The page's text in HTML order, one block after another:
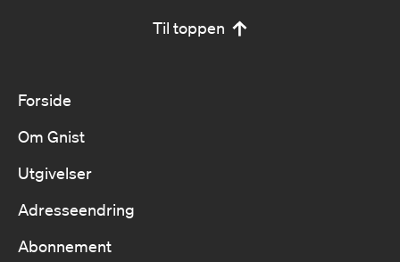
Til toppen
Forside
Om Gnist
Utgivelser
Adresseendring
Abonnement